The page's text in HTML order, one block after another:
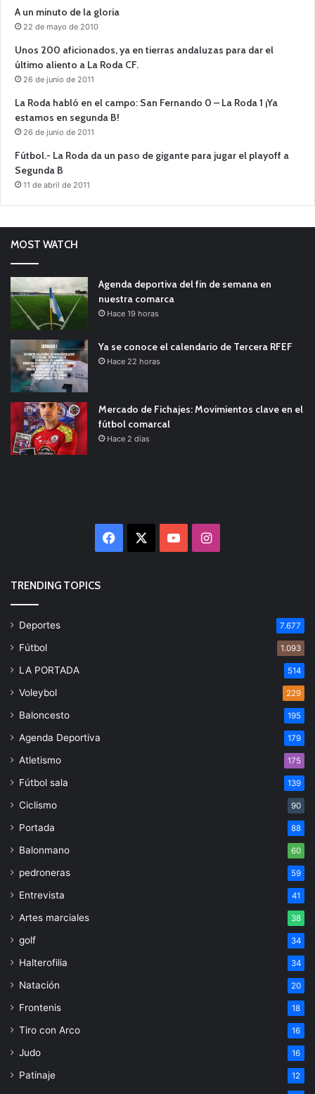
A un minuto de la gloria
22 de mayo de 2010
Unos 200 aficionados, ya en tierras andaluzas para dar el
último aliento a La Roda CF.
26 de junio de 2011
La Roda habló en el campo: San Fernando 0 – La Roda 1 ¡Ya
estamos en segunda B!
26 de junio de 2011
Fútbol.- La Roda da un paso de gigante para jugar el playoff a
Segunda B
11 de abril de 2011
MOST WATCH
Agenda deportiva del fin de semana en
nuestra comarca
Hace 19 horas
Ya se conoce el calendario de Tercera RFEF
Hace 22 horas
Mercado de Fichajes: Movimientos clave en el
fútbol comarcal
Hace 2 días
Facebook YouTubeInstagram
TRENDING TOPICS
Deportes 7.677
Fútbol 1.093
LA PORTADA 514
Voleybol 229
Baloncesto 195
Agenda Deportiva 179
Atletismo 175
Fútbol sala 139
Ciclismo 90
Portada 88
Balonmano 60
pedroneras 59
Entrevista 41
Artes marciales 38
golf 34
Halterofilia 34
Natación 20
Frontenis 18
Tiro con Arco 16
Judo 16
Patinaje 12